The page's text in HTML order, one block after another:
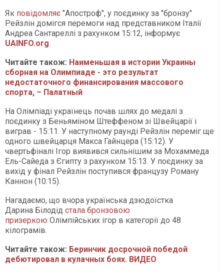
Як повідомляє "Апостроф", у поєдинку за "бронзу"
Рейзлін домігся перемоги над представником Італії
Андреа Сантареллі з рахунком 15:12, інформує
UAINFO.org.
Читайте також: Наименьшая в истории Украины
сборная на Олимпиаде - это результат
недостаточного финансирования массового
спорта, – Палатный
На Олімпіаді українець почав шлях до медалі з
поєдинку з Беньяміном Штеффеном зі Швейцарії і
виграв - 15:11. У наступному раунді Рейзлін переміг ще
одного швейцарця Макса Гайнцера (15:12). У
чвертьфіналі Ігор виявився сильнішим за Мохаммеда
Ель-Сайеда з Єгипту з рахунком 15:13. У поєдинку за
вихід у фінал Рейзлін поступився французу Роману
Каннон (10:15).
Нагадаємо, що вчора українська дзюдоїстка
Дарина Білодід стала бронзовою
призеркою Олімпійських ігор в категорії до 48
кілограмів.
Читайте також: Беринчик досрочной победой
дебютировал в кулачных боях. ВИДЕО